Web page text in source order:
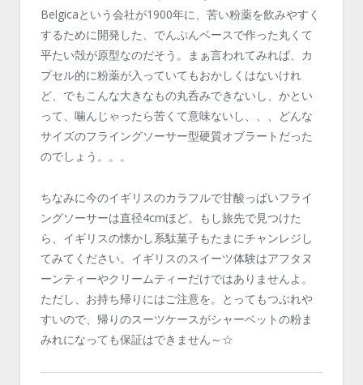
Belgicaという会社が1900年に、苦い粉薬を飲みやすく
するために開発した、でんぷんベースで作った丸くて
平たい殻が原型なのだそう。まぁ言われてみれば、カ
プセル的に粉薬が入っていてもおかしくはないけれ
ど、でもこんな大きなもの丸呑みできないし、かとい
って、噛んじゃったら苦くて意味ないし、、、どんな
サイズのフライングソーサー型硬質オブラートだった
のでしょう。。。
ちなみに今のイギリスのカラフルで甘酸っぱいフライ
ングソーサーは直径4cmほど。もし旅先で見つけた
ら、イギリスの懐かし系駄菓子もたまにチャンレジし
てみてください。イギリスのスイーツ体験はアフタヌ
ーンティーやクリームティーだけではありませんよ。
ただし、お持ち帰りにはご注意を。とってもつぶれや
すいので、帰りのスーツケースがシャーベットの粉ま
みれになっても保証はできません～☆